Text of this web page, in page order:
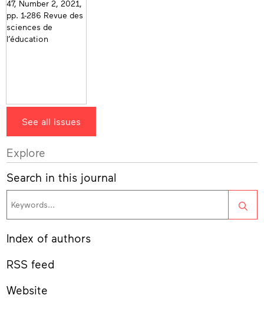
See all issues
Explore
Search in this journal
Index of authors
RSS feed
Website